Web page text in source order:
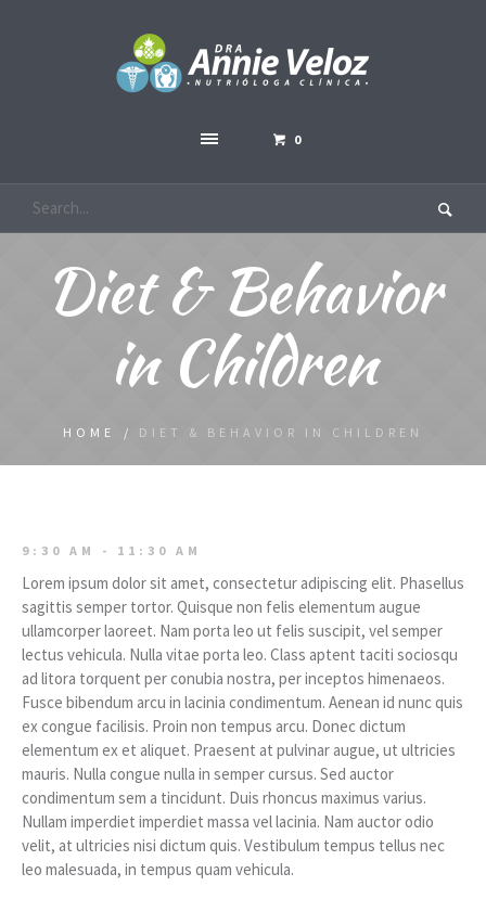
0
Diet & Behavior
in Children
HOME / DIET & BEHAVIOR IN CHILDREN
9:30 AM - 11:30 AM
Lorem ipsum dolor sit amet, consectetur adipiscing elit. Phasellus
sagittis semper tortor. Quisque non felis elementum augue
ullamcorper laoreet. Nam porta leo ut felis suscipit, vel semper
lectus vehicula. Nulla vitae porta leo. Class aptent taciti sociosqu
ad litora torquent per conubia nostra, per inceptos himenaeos.
Fusce bibendum arcu in lacinia condimentum. Aenean id nunc quis
ex congue facilisis. Proin non tempus arcu. Donec dictum
elementum ex et aliquet. Praesent at pulvinar augue, ut ultricies
mauris. Nulla congue nulla in semper cursus. Sed auctor
condimentum sem a tincidunt. Duis rhoncus maximus varius.
Nullam imperdiet imperdiet massa vel lacinia. Nam auctor odio
velit, at ultricies nisi dictum quis. Vestibulum tempus tellus nec
leo malesuada, in tempus quam vehicula.